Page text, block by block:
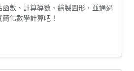
數、計算導數、繪製圖形，並通過
化數學計算吧！